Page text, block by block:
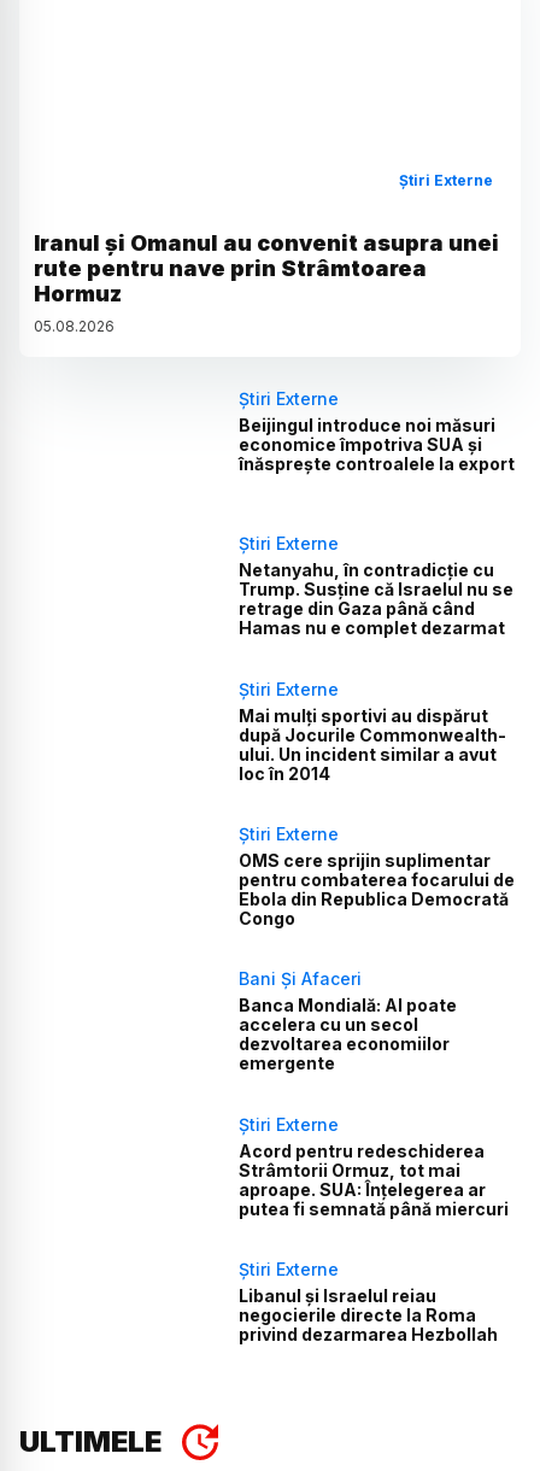
Știri Externe
Iranul și Omanul au convenit asupra unei
rute pentru nave prin Strâmtoarea
Hormuz
05.08.2026
Știri Externe
Beijingul introduce noi măsuri
economice împotriva SUA și
înăsprește controalele la export
Știri Externe
Netanyahu, în contradicție cu
Trump. Susține că Israelul nu se
retrage din Gaza până când
Hamas nu e complet dezarmat
Știri Externe
Mai mulți sportivi au dispărut
după Jocurile Commonwealth-
ului. Un incident similar a avut
loc în 2014
Știri Externe
OMS cere sprijin suplimentar
pentru combaterea focarului de
Ebola din Republica Democrată
Congo
Bani Și Afaceri
Banca Mondială: AI poate
accelera cu un secol
dezvoltarea economiilor
emergente
Știri Externe
Acord pentru redeschiderea
Strâmtorii Ormuz, tot mai
aproape. SUA: Înțelegerea ar
putea fi semnată până miercuri
Știri Externe
Libanul și Israelul reiau
negocierile directe la Roma
privind dezarmarea Hezbollah
ULTIMELE